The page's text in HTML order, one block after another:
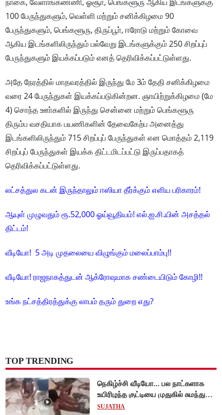
100 பேருந்துகளும், வெள்ளி மற்றும் சனிக்கிழமை 90
பேருந்துகளும், பெங்களூரு, திருப்பூா், ஈரோடு மற்றும் கோவை
ஆகிய இடங்களிலிருந்தும் பல்வேறு இடங்களுக்கும் 250 சிறப்புப்
பேருந்துகளும் இயக்கப்படும் எனத் தெரிவிக்கப்பட்டுள்ளது.
அதே நேரத்தில் மாதவரத்தில் இருந்து மே 3ம் தேதி சனிக்கிழமை
வரை 24 பேருந்துகள் இயக்கப்படுகின்றன. ஞாயிற்றுக்கிழமை (மே
4) சொந்த ஊா்களில் இருந்து சென்னை மற்றும் பெங்களூரு
திரும்ப வசதியாக பயணிகளின் தேவைகேற்ப அனைத்து
இடங்களிலிருந்தும் 715 சிறப்புப் பேருந்துகள் என மொத்தம் 2,119
சிறப்புப் பேருந்துகள் இயக்க திட்டமிடப்பட்டு இருப்பதாகத்
தெரிவிக்கப்பட்டுள்ளது.
லட்சத்துல கடன் இருந்தாலும் ஈஸியா தீர்க்கும் எளிய பரிகாரம்!
ஆயுள் முழுவதும் ரூ.52,000 ஓய்வூதியம்! எல்.ஐ.சி.யின் அசத்தல்
திட்டம்!
வீடியோ! 5 அடி முதலையை விழுங்கும் மலைப்பாம்பு!!
வீடியோ! ராஜநாகத்துடன் ஆக்ரோஷமாக சண்டையிடும் கோழி!!
உங்க நட்சத்திரத்துக்கு லாபம் தரும் துறை எது?
TOP TRENDING
நெகிழ்ச்சி வீடியோ... பல நாட்களாக
உயிரிழந்த குட்டியை முதுகில் சுமந்து
நீந்திய டால்பின்... உலகை உலுக்கிய
SUJATHA